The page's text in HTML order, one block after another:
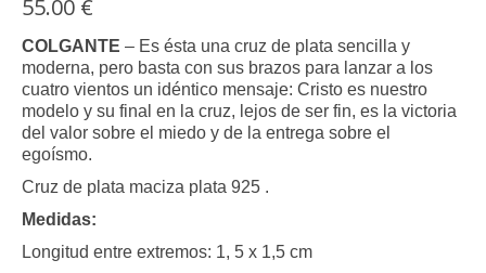
55.00 €
COLGANTE – Es ésta una cruz de plata sencilla y
moderna, pero basta con sus brazos para lanzar a los
cuatro vientos un idéntico mensaje: Cristo es nuestro
modelo y su final en la cruz, lejos de ser fin, es la victoria
del valor sobre el miedo y de la entrega sobre el
egoísmo.
Cruz de plata maciza plata 925 .
Medidas:
Longitud entre extremos: 1, 5 x 1,5 cm